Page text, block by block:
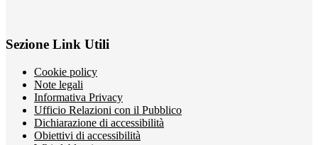
Sezione Link Utili
Cookie policy
Note legali
Informativa Privacy
Ufficio Relazioni con il Pubblico
Dichiarazione di accessibilità
Obiettivi di accessibilità